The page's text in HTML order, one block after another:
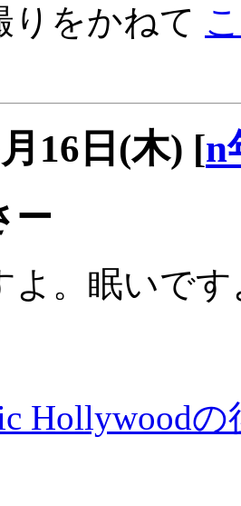
りをかねて
16日(木) [n
ー
よ。眠いです
Hollywoodの